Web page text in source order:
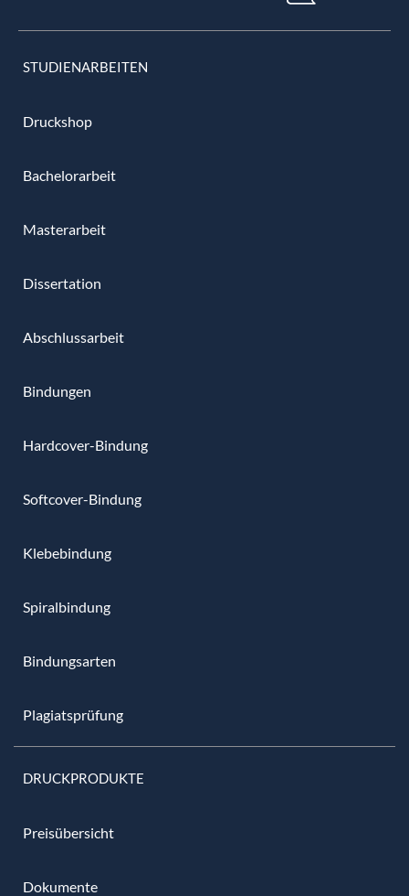
STUDIENARBEITEN
Druckshop
Bachelorarbeit
Masterarbeit
Dissertation
Abschlussarbeit
Bindungen
Hardcover-Bindung
Softcover-Bindung
Klebebindung
Spiralbindung
Bindungsarten
Plagiatsprüfung
DRUCKPRODUKTE
Preisübersicht
Dokumente